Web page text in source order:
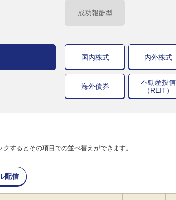
成功報酬型
国内株式 内外株式
海外債券
不動産投信
（REIT）
クするとその項目での並べ替えができます。
配信